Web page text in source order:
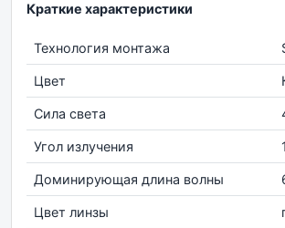
Краткие характеристики
Технология монтажа
Цвет
Сила света
Угол излучения
Доминирующая длина волны
Цвет линзы